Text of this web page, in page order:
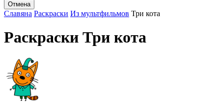
Отмена
Славяна Раскраски Из мультфильмов Три кота
Раскраски Три кота